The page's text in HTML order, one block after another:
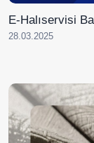
E-Halıservisi
28.03.2025